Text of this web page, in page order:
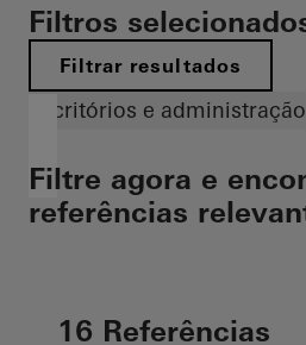
Filtros
Filtrar resultados
Escritórios e administração
Filtre agora e
referências
16 Referências